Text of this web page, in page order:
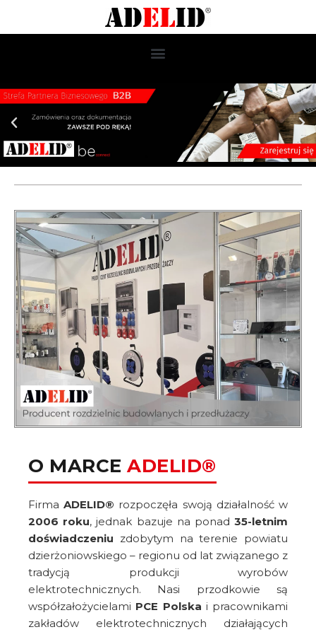
O MARCE ADELID®
FirmaADELID® rozpoczęła swoją działalność w
2006 roku, jednak bazuje na ponad35-letnim
doświadczeniu zdobytym na terenie powiatu
dzierżoniowskiego – regionu od lat związanego z
tradycją produkcji wyrobów
elektrotechnicznych. Nasi przodkowie są
współzałożycielami PCE Polska i pracownikami
zakładów elektrotechnicznych działających